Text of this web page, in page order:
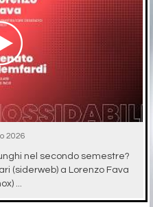
2026
nel secondo semestre?
(siderweb) a Lorenzo Fava
...